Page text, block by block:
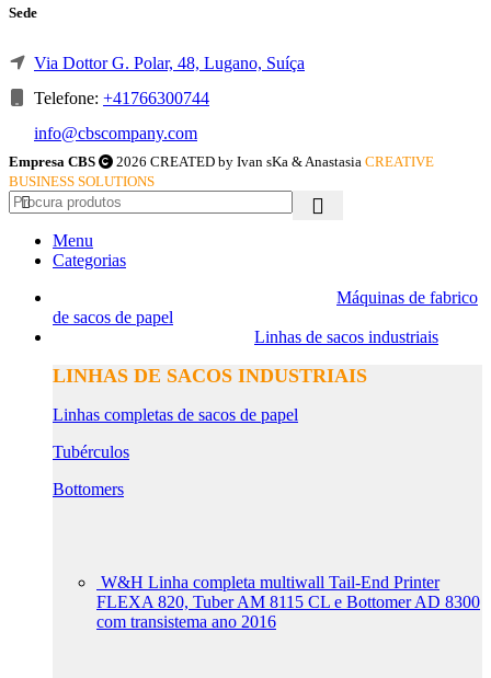
Sede
Via Dottor G. Polar, 48, Lugano, Suíça
Telefone: +41766300744
info@cbscompany.com
Empresa CBS 2026 CREATED by Ivan sKa & Anastasia CREATIVE
BUSINESS SOLUTIONS
Menu
Categorias
Máquinas de fabrico
de sacos de papel
Linhas de sacos industriais
LINHAS DE SACOS INDUSTRIAIS
Linhas completas de sacos de papel
Tubérculos
Bottomers
W&H Linha completa multiwall Tail-End Printer
FLEXA 820, Tuber AM 8115 CL e Bottomer AD 8300
com transistema ano 2016